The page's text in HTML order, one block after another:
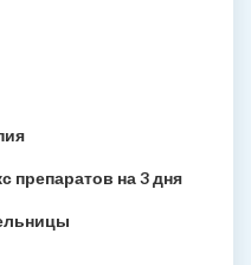
препаратов на 3 дня